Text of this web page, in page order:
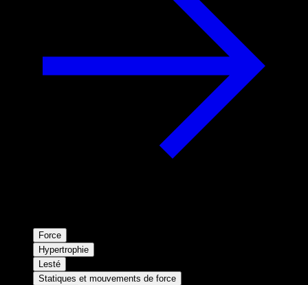
Force
Hypertrophie
Lesté
Statiques et mouvements de force